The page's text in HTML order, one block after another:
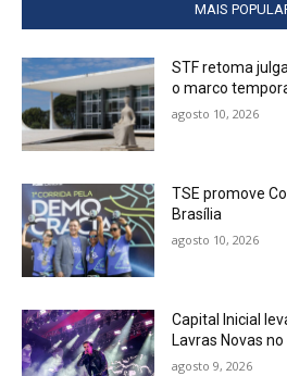
MAIS
STF retoma
o marco
agosto 10, 2026
TSE promove
Brasília
agosto 10, 2026
Capital Inicial
Lavras Novas
agosto 9, 2026